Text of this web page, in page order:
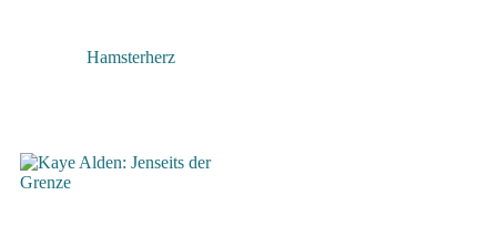
Hamsterherz